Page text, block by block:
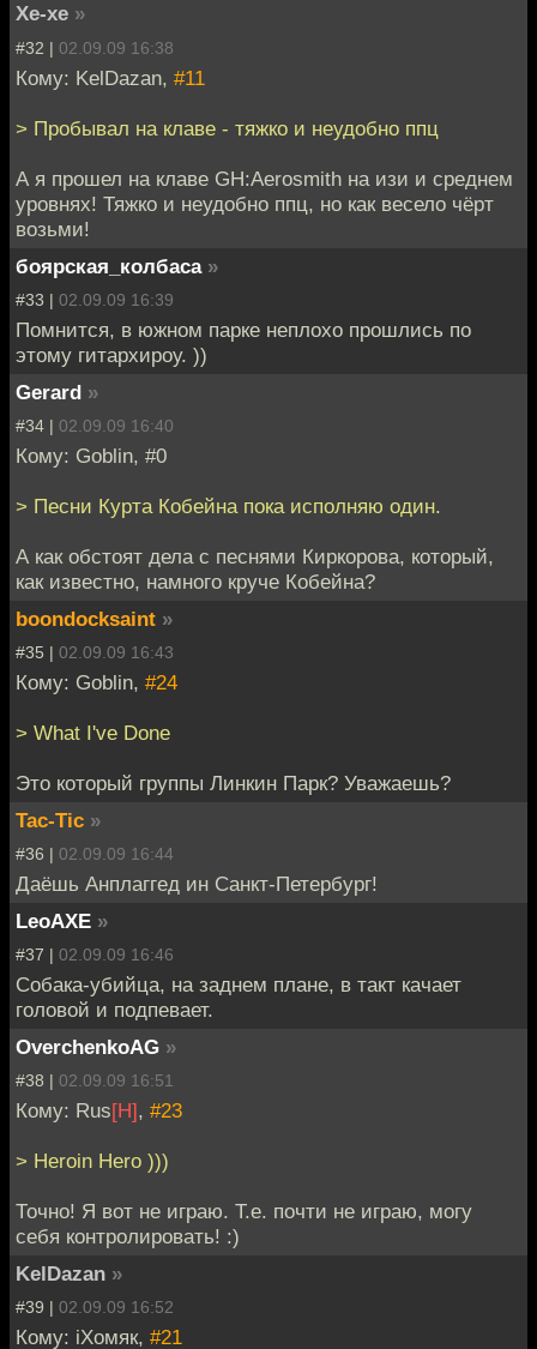
Хе-хе »
#32 | 02.09.09 16:38
Кому: KelDazan, #11
> Пробывал на клаве - тяжко и неудобно ппц
А я прошел на клаве GH:Aerosmith на изи и среднем
уровнях! Тяжко и неудобно ппц, но как весело чёрт
возьми!
боярская_колбаса »
#33 | 02.09.09 16:39
Помнится, в южном парке неплохо прошлись по
этому гитархироу. ))
Gerard »
#34 | 02.09.09 16:40
Кому: Goblin, #0
> Песни Курта Кобейна пока исполняю один.
А как обстоят дела с песнями Киркорова, который,
как известно, намного круче Кобейна?
boondocksaint »
#35 | 02.09.09 16:43
Кому: Goblin, #24
> What I've Done
Это который группы Линкин Парк? Уважаешь?
Tac-Tic »
#36 | 02.09.09 16:44
Даёшь Анплаггед ин Санкт-Петербург!
LeoAXE »
#37 | 02.09.09 16:46
Собака-убийца, на заднем плане, в такт качает
головой и подпевает.
OverchenkoAG »
#38 | 02.09.09 16:51
Кому: Rus[H], #23
> Heroin Hero )))
Точно! Я вот не играю. Т.е. почти не играю, могу
себя контролировать! :)
KelDazan »
#39 | 02.09.09 16:52
Кому: iХомяк, #21